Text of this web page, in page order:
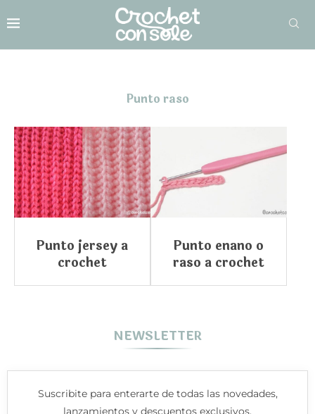
Punto raso
Punto jersey a
crochet
Punto enano o
raso a crochet
NEWSLETTER
Suscribite para enterarte de todas las novedades,
lanzamientos y descuentos exclusivos.